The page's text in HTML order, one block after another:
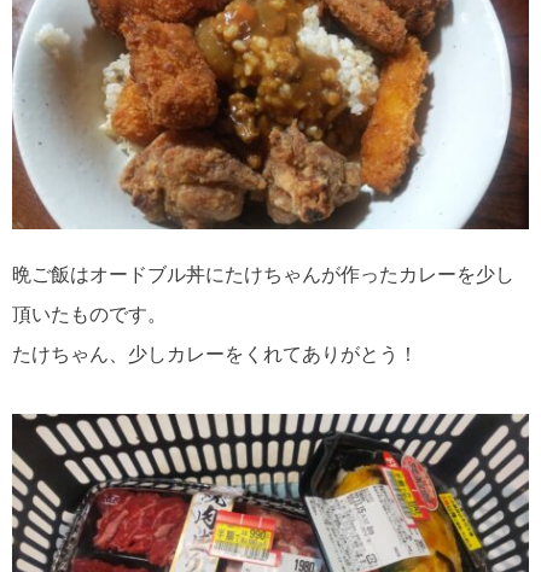
晩ご飯はオードブル丼にたけちゃんが作ったカレーを少し
頂いたものです。
たけちゃん、少しカレーをくれてありがとう！